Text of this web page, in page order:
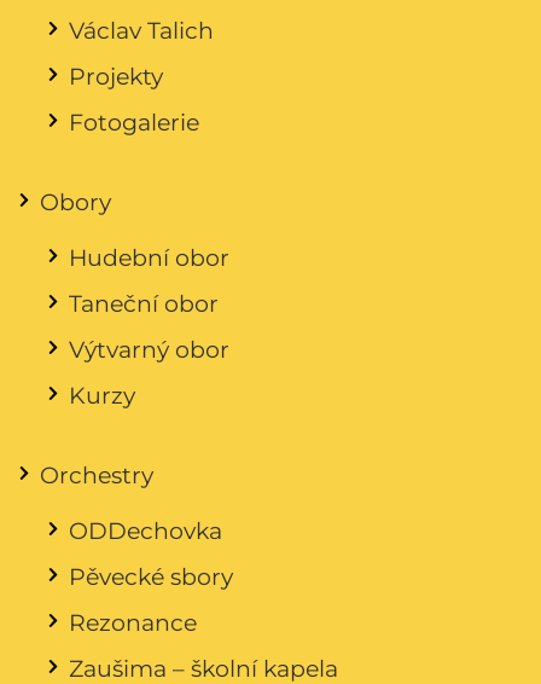
Václav Talich
Projekty
Fotogalerie
Obory
Hudební obor
Taneční obor
Výtvarný obor
Kurzy
Orchestry
ODDechovka
Pěvecké sbory
Rezonance
Zaušima – školní kapela